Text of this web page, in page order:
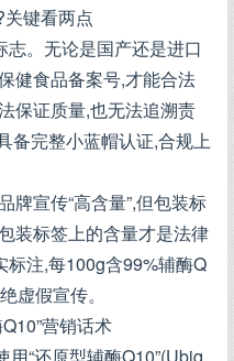
键看两点
志。无论是国产还是进口
健食品备案号,才能合法
保证质量,也无法追溯责
备完整小蓝帽认证,合规上
牌宣传“高含量”,但包装标
装标签上的含量才是法律
注,每100g含99%辅酶Q
虚假宣传。
营销话术